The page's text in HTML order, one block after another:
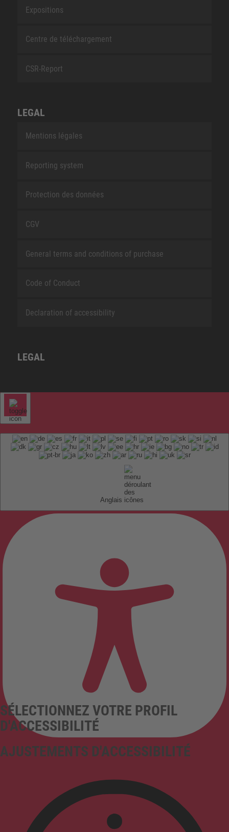
Expositions
Centre de téléchargement
CSR-Report
LEGAL
Mentions légales
Reporting system
Protection des données
CGV
General terms and conditions of purchase
Code of Conduct
Declaration of accessibility
LEGAL
Anglais
AJUSTEMENTS D'ACCESSIBILITÉ
SÉLECTIONNEZ VOTRE PROFIL
D'ACCESSIBILITÉ